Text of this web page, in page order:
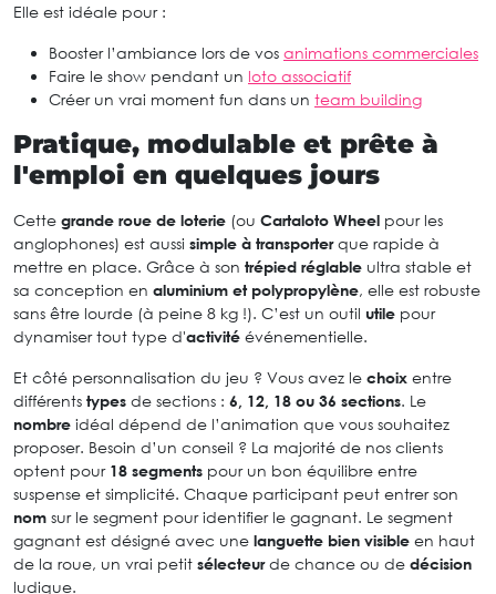
Elle est idéale pour :
Booster l’ambiance lors de vos animations commerciales
Faire le show pendant un loto associatif
Créer un vrai moment fun dans un team building
Pratique, modulable et prête à
l'emploi en quelques jours
Cette grande roue de loterie (ou Cartaloto Wheel pour les
anglophones) est aussi simple à transporterque rapide à
mettre en place. Grâce à son trépied réglable ultra stable et
sa conception en aluminium et polypropylène, elle est robuste
sans être lourde (à peine 8 kg !). C’est un outil utile pour
dynamiser tout type d'activité événementielle.
Et côté personnalisation du jeu ? Vous avez le choix entre
différents types de sections : 6, 12, 18 ou 36 sections. Le
nombre idéal dépend de l’animation que vous souhaitez
proposer. Besoin d’un conseil ? La majorité de nos clients
optent pour 18 segments pour un bon équilibre entre
suspense et simplicité. Chaque participant peut entrer son
nom sur le segment pour identifier le gagnant. Le segment
gagnant est désigné avec une languette bien visible en haut
de la roue, un vrai petit sélecteurde chance ou de décision
ludique.